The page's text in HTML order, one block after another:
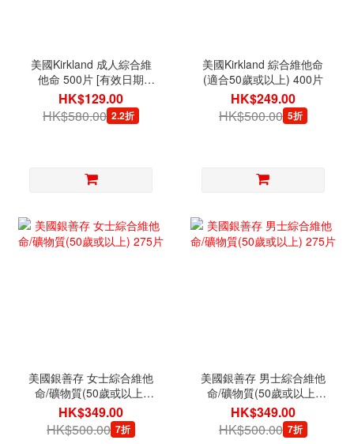
美國Kirkland 成人綜合維
他命 500片 [有效日期
09/2026]
HK$129.00
HK$580.00 2.2折
美國Kirkland 綜合維他命
(適合50歲或以上) 400片
HK$249.00
HK$500.00 5折
美國銀善存 女士綜合維他
命/礦物質(50歲或以上)
275片
HK$349.00
HK$500.00 7折
美國銀善存 男士綜合維他
命/礦物質(50歲或以上)
275片
HK$349.00
HK$500.00 7折